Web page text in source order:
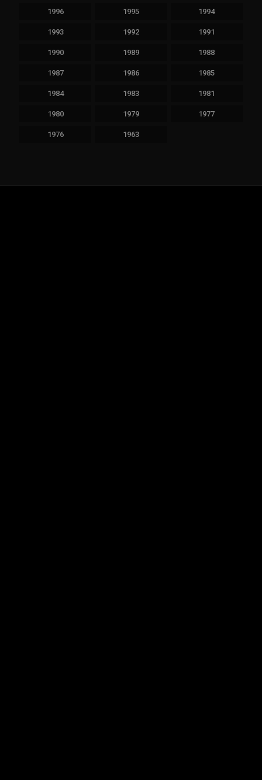
1996 1995 1994
1993 1992 1991
1990 1989 1988
1987 1986 1985
1984 1983 1981
1980 1979 1977
1976 1963